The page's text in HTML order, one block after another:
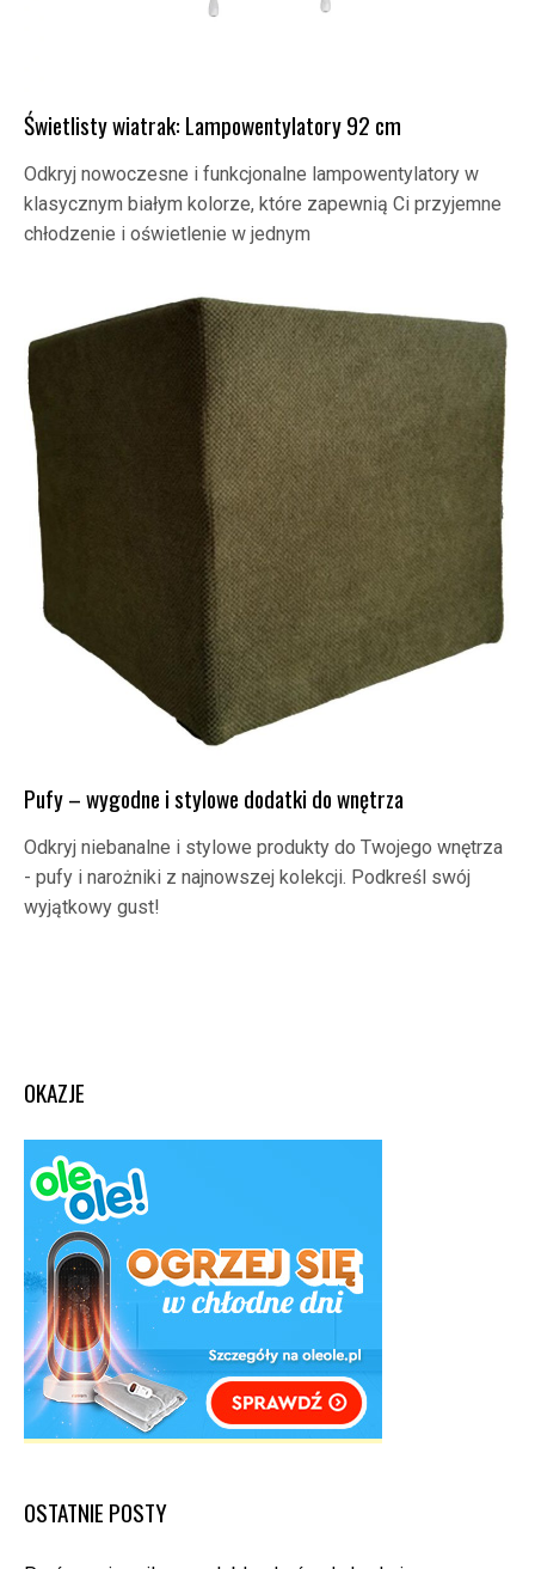
Świetlisty wiatrak: Lampowentylatory 92 cm
Odkryj nowoczesne i funkcjonalne lampowentylatory w
klasycznym białym kolorze, które zapewnią Ci przyjemne
chłodzenie i oświetlenie w jednym
Pufy – wygodne i stylowe dodatki do wnętrza
Odkryj niebanalne i stylowe produkty do Twojego wnętrza
- pufy i narożniki z najnowszej kolekcji. Podkreśl swój
wyjątkowy gust!
OKAZJE
OSTATNIE POSTY